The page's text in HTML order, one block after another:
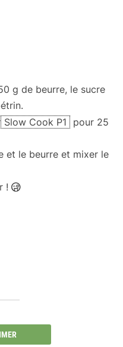
g de beurre, le sucre
Slow Cook P1 pour 25
et le beurre et mixer le
!